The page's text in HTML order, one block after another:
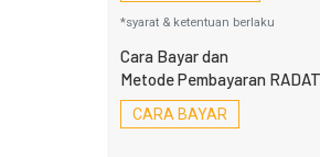
*syarat & ketentuan berlaku
Cara Bayar dan
Metode Pembayaran
CARA BAYAR